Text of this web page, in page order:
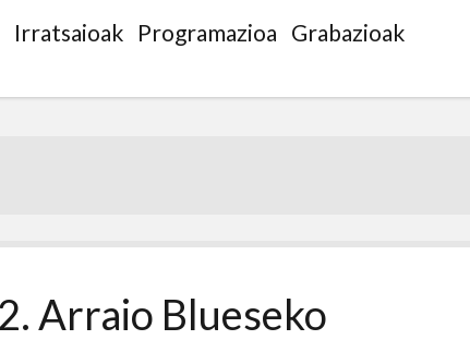
Irratsaioak Programazioa Grabazioak
Arraio Blueseko